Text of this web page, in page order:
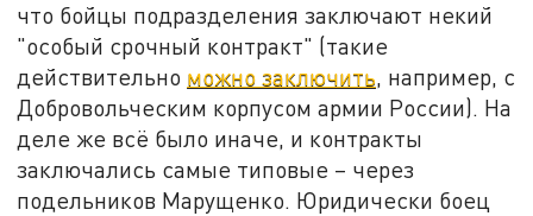
что бойцы подразделения заключают некий
"особый срочный контракт" (такие
действительно можно заключить, например, с
Добровольческим корпусом армии России). На
деле же всё было иначе, и контракты
заключались самые типовые – через
подельников Марущенко. Юридически боец